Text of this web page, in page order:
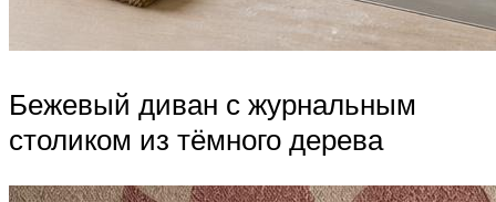
Бежевый диван с журнальным
столиком из тёмного дерева